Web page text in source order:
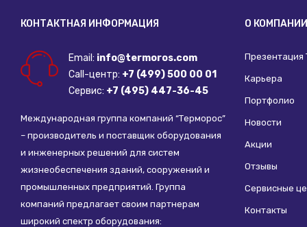
КОНТАКТНАЯ ИНФОРМАЦИЯ
Email: info@termoros.com
Call-центр: +7 (499) 500 00 01
Сервис: +7 (495) 447-36-45
Международная группа компаний “Терморос”
– производитель и поставщик оборудования
и инженерных решений для систем
жизнеобеспечения зданий, сооружений и
промышленных предприятий. Группа
компаний предлагает своим партнерам
широкий спектр оборудования:
О КОМПАНИИ
Презентация
Карьера
Портфолио
Новости
Акции
Отзывы
Сервисные
Контакты